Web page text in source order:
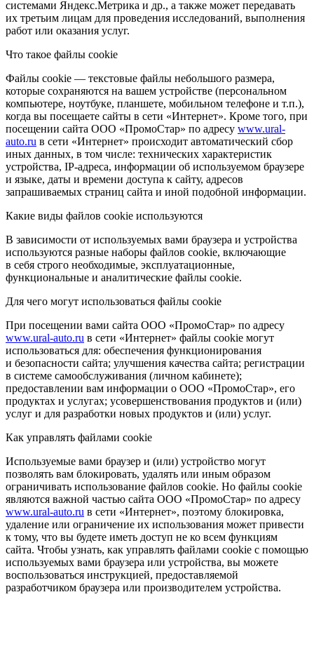
системами Яндекс.Метрика и др., а также может передавать
их третьим лицам для проведения исследований, выполнения
работ или оказания услуг.
Что такое файлы cookie
Файлы cookie — текстовые файлы небольшого размера,
которые сохраняются на вашем устройстве (персональном
компьютере, ноутбуке, планшете, мобильном телефоне и т.п.),
когда вы посещаете сайты в сети «Интернет». Кроме того, при
посещении сайта ООО «ПромоСтар» по адресу www.ural-
auto.ru в сети «Интернет» происходит автоматический сбор
иных данных, в том числе: технических характеристик
устройства, IP-адреса, информации об используемом браузере
и языке, даты и времени доступа к сайту, адресов
запрашиваемых страниц сайта и иной подобной информации.
Какие виды файлов cookie используются
В зависимости от используемых вами браузера и устройства
используются разные наборы файлов cookie, включающие
в себя строго необходимые, эксплуатационные,
функциональные и аналитические файлы cookie.
Для чего могут использоваться файлы cookie
При посещении вами сайта ООО «ПромоСтар» по адресу
www.ural-auto.ru в сети «Интернет» файлы cookie могут
использоваться для: обеспечения функционирования
и безопасности сайта; улучшения качества сайта; регистрации
в системе самообслуживания (личном кабинете);
предоставлении вам информации о ООО «ПромоСтар», его
продуктах и услугах; усовершенствования продуктов и (или)
услуг и для разработки новых продуктов и (или) услуг.
Как управлять файлами cookie
Используемые вами браузер и (или) устройство могут
позволять вам блокировать, удалять или иным образом
ограничивать использование файлов cookie. Но файлы cookie
являются важной частью сайта ООО «ПромоСтар» по адресу
www.ural-auto.ru в сети «Интернет», поэтому блокировка,
удаление или ограничение их использования может привести
к тому, что вы будете иметь доступ не ко всем функциям
сайта. Чтобы узнать, как управлять файлами cookie с помощью
используемых вами браузера или устройства, вы можете
воспользоваться инструкцией, предоставляемой
разработчиком браузера или производителем устройства.